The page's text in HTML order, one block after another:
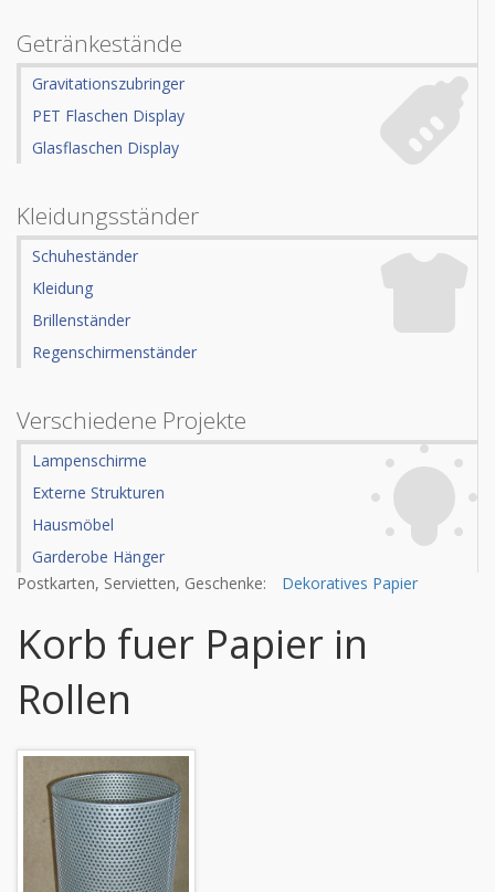
Getränkestände
Gravitationszubringer
PET Flaschen Display
Glasflaschen Display
Kleidungsständer
Schuheständer
Kleidung
Brillenständer
Regenschirmenständer
Verschiedene Projekte
Lampenschirme
Externe Strukturen
Hausmöbel
Garderobe Hänger
Postkarten, Servietten, Geschenke:
Dekoratives Papier
Korb fuer Papier in
Rollen